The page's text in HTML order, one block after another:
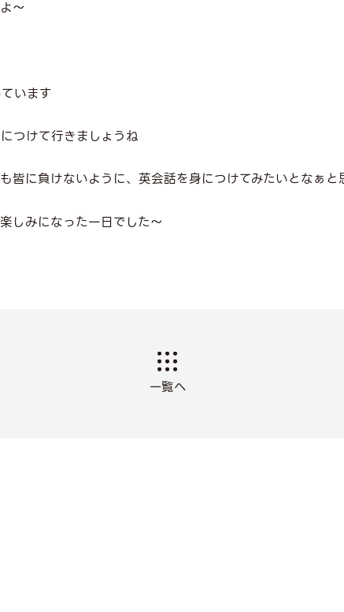
～
います
つけて行きましょうね
皆に負けないように、英会話を身につけてみたいとなぁと
しみになった一日でした～
一覧へ